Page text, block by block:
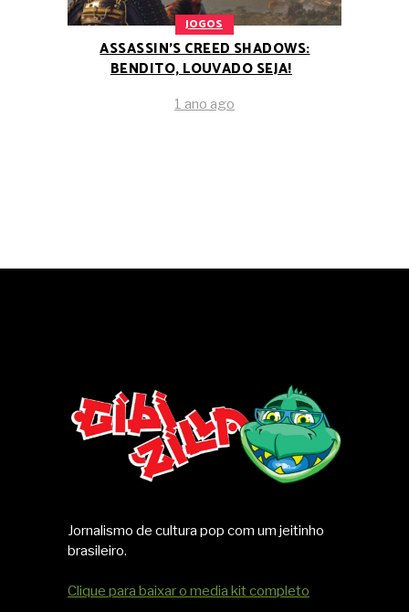
JOGOS
ASSASSIN’S CREED SHADOWS:
BENDITO, LOUVADO SEJA!
1 ano ago
Jornalismo de cultura pop com um jeitinho
brasileiro.
Clique para baixar o media kit completo